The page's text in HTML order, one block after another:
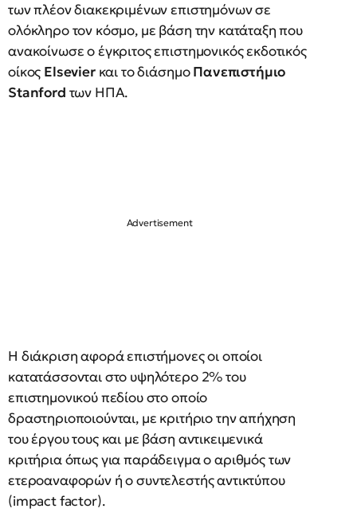
των πλέον διακεκριμένων επιστημόνων σε
ολόκληρο τον κόσμο, με βάση την κατάταξη που
ανακοίνωσε ο έγκριτος επιστημονικός εκδοτικός
οίκος Elsevier και το διάσημοΠανεπιστήμιο
Stanford των ΗΠΑ.
Η διάκριση αφορά επιστήμονες οι οποίοι
κατατάσσονται στο υψηλότερο 2% του
επιστημονικού πεδίου στο οποίο
δραστηριοποιούνται, με κριτήριο την απήχηση
του έργου τους και με βάση αντικειμενικά
κριτήρια όπως για παράδειγμα ο αριθμός των
ετεροαναφορών ή ο συντελεστής αντικτύπου
(impact factor).